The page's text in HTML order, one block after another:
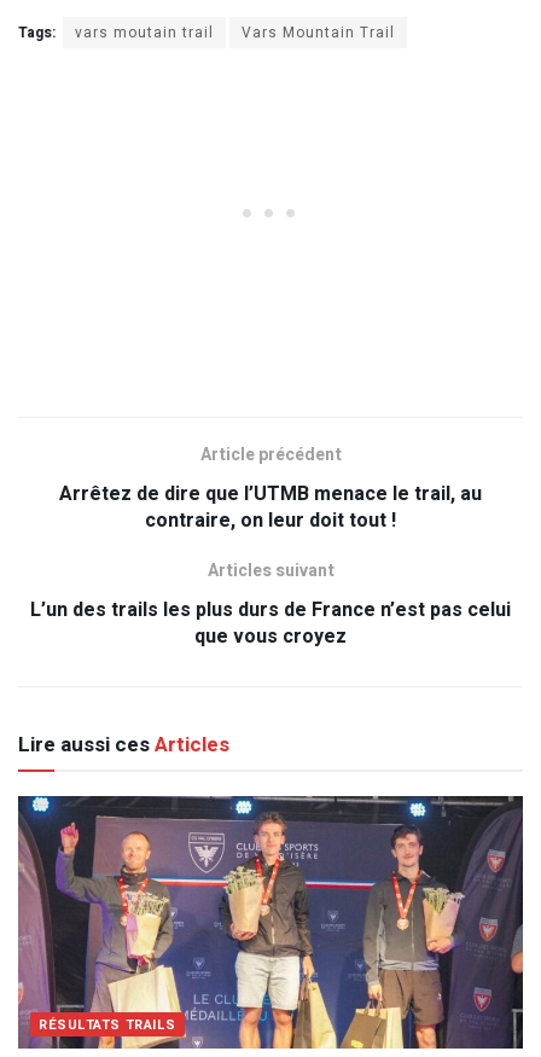
Tags: vars moutain trail Vars Mountain Trail
Article précédent
Arrêtez de dire que l’UTMB menace le trail, au
contraire, on leur doit tout !
Articles suivant
L’un des trails les plus durs de France n’est pas celui
que vous croyez
Lire aussi cesArticles
RÉSULTATS TRAILS